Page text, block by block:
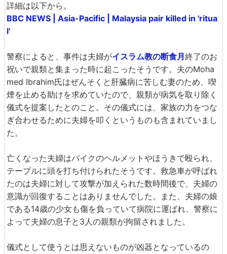
詳細は以下から。
BBC NEWS | Asia-Pacific | Malaysia pair killed in 'ritua
l'
警察によると、事件は夫婦がイスラム教の断食月 終了のお
祝いで親類と集まった時に起こったそうです。夫のMoha
med Ibrahim氏はぜんそくと肝臓病に苦しむ妻のため、喫
煙を止める助けを求めていたので、親類が病気を取り除く
儀式を提案したとのこと。その儀式には、家族の力をつな
ぎ合わせるために夫婦を叩くというものも含まれていまし
た。
亡くなった夫婦はバイクのヘルメットやほうきで殴られ、
テーブルに頭を打ち付けられたそうです。救急車が呼ばれ
たのは夫婦に対して攻撃が加えられた数時間後で、夫婦の
意識が回復することはありませんでした。また、夫婦の娘
である14歳の少女も傷を負っていて病院に運ばれ、警察に
よって夫婦の息子と3人の親類が拘留されました。
儀式として使うとは思えないものが凶器となっているの